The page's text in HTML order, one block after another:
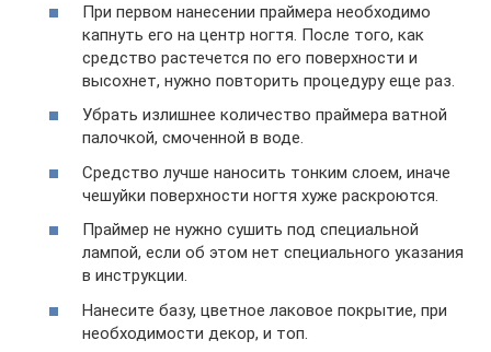
При первом нанесении праймера необходимо
капнуть его на центр ногтя. После того, как
средство растечется по его поверхности и
высохнет, нужно повторить процедуру еще раз.
Убрать излишнее количество праймера ватной
палочкой, смоченной в воде.
Средство лучше наносить тонким слоем, иначе
чешуйки поверхности ногтя хуже раскроются.
Праймер не нужно сушить под специальной
лампой, если об этом нет специального указания
в инструкции.
Нанесите базу, цветное лаковое покрытие, при
необходимости декор, и топ.